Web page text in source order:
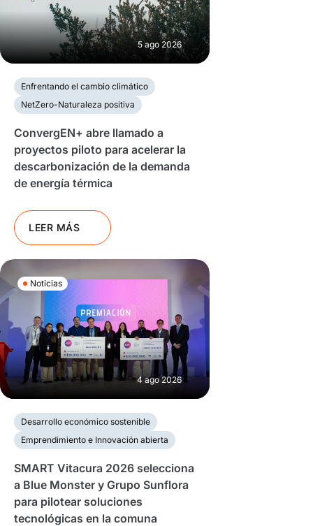
5 ago 2026
Enfrentando el cambio climático
NetZero-Naturaleza positiva
ConvergEN+ abre llamado a
proyectos piloto para acelerar la
descarbonización de la demanda
de energía térmica
LEER MÁS
Noticias
4 ago 2026
Desarrollo económico sostenible
Emprendimiento e Innovación abierta
SMART Vitacura 2026 selecciona
a Blue Monster y Grupo Sunflora
para pilotear soluciones
tecnológicas en la comuna